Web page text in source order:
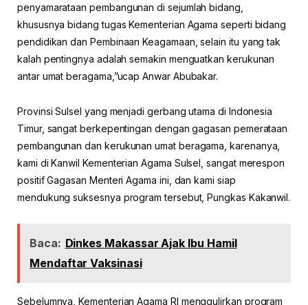
penyamarataan pembangunan di sejumlah bidang,
khususnya bidang tugas Kementerian Agama seperti bidang
pendidikan dan Pembinaan Keagamaan, selain itu yang tak
kalah pentingnya adalah semakin menguatkan kerukunan
antar umat beragama,”ucap Anwar Abubakar.
Provinsi Sulsel yang menjadi gerbang utama di Indonesia
Timur, sangat berkepentingan dengan gagasan pemerataan
pembangunan dan kerukunan umat beragama, karenanya,
kami di Kanwil Kementerian Agama Sulsel, sangat merespon
positif Gagasan Menteri Agama ini, dan kami siap
mendukung suksesnya program tersebut, Pungkas Kakanwil.
Baca: Dinkes Makassar Ajak Ibu Hamil
Mendaftar Vaksinasi
Sebelumnya, Kementerian Agama RI menggulirkan program